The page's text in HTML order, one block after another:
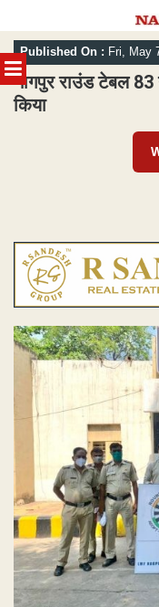
MENU
Skip
to
content
Published On : Fri, May
नागपुर राउंड टेबल
किया